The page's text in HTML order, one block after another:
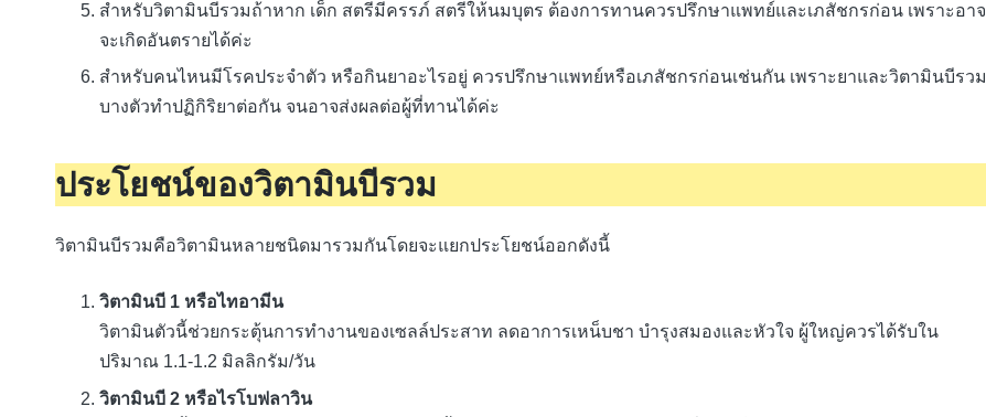
สำหรับวิตามินบีรวมถ้าหาก เด็ก สตรีมีครรภ์ สตรีให้นมบุตร ต้องการทานควรปรึกษาแพทย์และเภสัชกรก่อน เพราะอาจ
จะเกิดอันตรายได้ค่ะ
สำหรับคนไหนมีโรคประจำตัว หรือกินยาอะไรอยู่ ควรปรึกษาแพทย์หรือเภสัชกรก่อนเช่นกัน เพราะยาและวิตามินบีรวม
บางตัวทำปฏิกิริยาต่อกัน จนอาจส่งผลต่อผู้ที่ทานได้ค่ะ
ประโยชน์ของวิตามินบีรวม
วิตามินบีรวมคือวิตามินหลายชนิดมารวมกันโดยจะแยกประโยชน์ออกดังนี้
วิตามินบี 1 หรือไทอามีน
วิตามินตัวนี้ช่วยกระตุ้นการทำงานของเซลล์ประสาท ลดอาการเหน็บชา บำรุงสมองและหัวใจ ผู้ใหญ่ควรได้รับใน
ปริมาณ 1.1-1.2 มิลลิกรัม/วัน
วิตามินบี 2 หรือไรโบฟลาวิน